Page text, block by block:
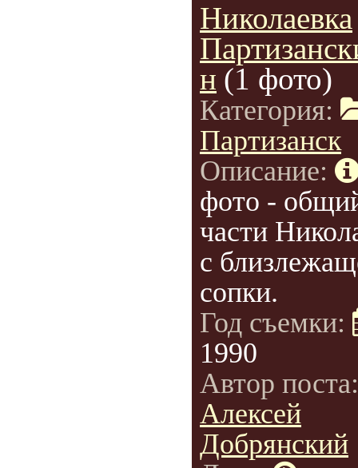
Николаевка
н (1 фото)
Категория:
Партизанск
Описание:
фото -
части
с
сопки.
Год съемки:
1990
Автор
Алексей
Добрянский